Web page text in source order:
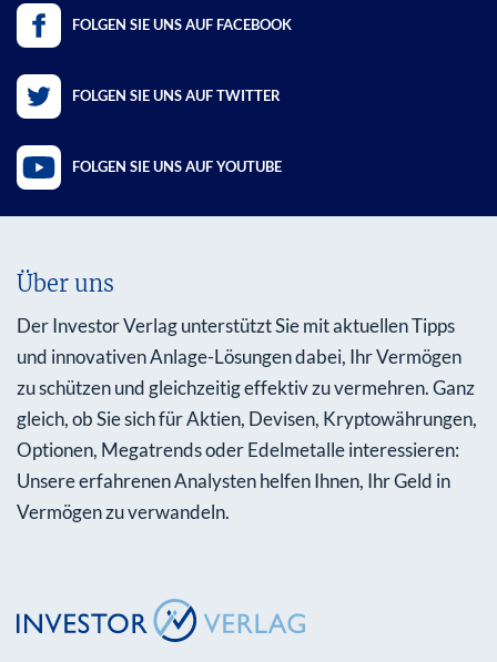
FOLGEN SIE UNS AUF FACEBOOK
FOLGEN SIE UNS AUF TWITTER
FOLGEN SIE UNS AUF YOUTUBE
Über uns
Der Investor Verlag unterstützt Sie mit aktuellen Tipps
und innovativen Anlage-Lösungen dabei, Ihr Vermögen
zu schützen und gleichzeitig effektiv zu vermehren. Ganz
gleich, ob Sie sich für Aktien, Devisen, Kryptowährungen,
Optionen, Megatrends oder Edelmetalle interessieren:
Unsere erfahrenen Analysten helfen Ihnen, Ihr Geld in
Vermögen zu verwandeln.